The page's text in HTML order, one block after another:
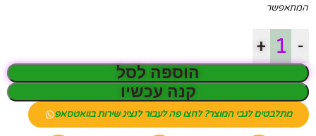
המתאפשר
-
+
הוספה לסל
קנה עכשיו
מתלבטים לגבי המוצר? לחצו פה לעבור לנציג שירות בוואטסאפ